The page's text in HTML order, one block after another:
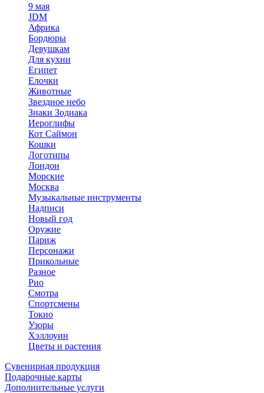
9 мая
JDM
Африка
Бордюры
Девушкам
Для кухни
Египет
Елочки
Животные
Звездное небо
Знаки Зодиака
Иероглифы
Кот Саймон
Кошки
Логотипы
Лондон
Морские
Москва
Музыкальные инструменты
Надписи
Новый год
Оружие
Париж
Персонажи
Прикольные
Разное
Рио
Смотра
Спортсмены
Токио
Узоры
Хэллоуин
Цветы и растения
Сувенирная продукция
Подарочные карты
Дополнительные услуги